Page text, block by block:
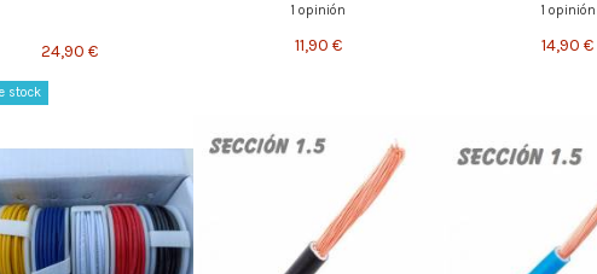
24,90 €
1 opinión
11,90 €
1 opinión
14,90 €
stock